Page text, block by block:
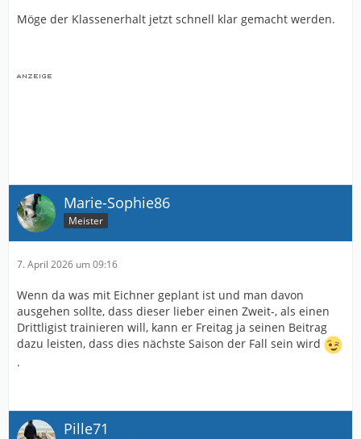
Möge der Klassenerhalt jetzt schnell klar gemacht werden.
Marie-Sophie86
Meister
7. April 2026 um 09:16
Wenn da was mit Eichner geplant ist und man davon
ausgehen sollte, dass dieser lieber einen Zweit-, als einen
Drittligist trainieren will, kann er Freitag ja seinen Beitrag
dazu leisten, dass dies nächste Saison der Fall sein wird
.
Pille71